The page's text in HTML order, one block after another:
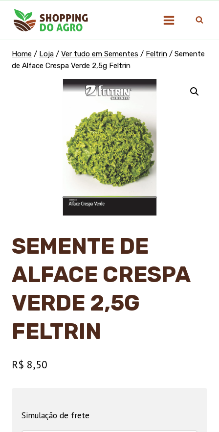
para
Home / Loja / Ver tudo em Sementes / Feltrin / Semente
de Alface Crespa Verde 2,5g Feltrin
SEMENTE DE
ALFACE CRESPA
VERDE 2,5G
FELTRIN
R$ 8,50
Simulação de frete